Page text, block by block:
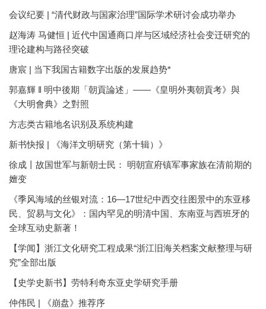
会议纪要 | “清代财政与国家治理”国际学术研讨会成功举办
赵海涛 马健恒 | 近代中国通商口岸与区域经济社会变迁研究的
理论建构与路径突破
唐宸 | 当下我国古籍数字出版的发展趋势*
郭嘉輝 ‖ 明中後期「朝貢論述」——《皇明外夷朝貢考》與
《大明會典》之對照
方志类古籍地名识别及系统构建
新书快报 | 《海洋文明研究（第十辑）》
徐成丨故国世军与新朝士民： 明朝宣府镇军事家族在清前期的
嬗变
《季风海域的丝银对流：16—17世纪中西交往图景中的东亚移
民、贸易与文化》：国内罕见的明清中国、东南亚与西班牙的
全球互动史新著！
【学闻】浙江文化研究工程成果“浙江旧海关档案文献整理与研
究”全部出版
【史学史新书】劳特利奇东亚史学研究手册
仲伟民 | 《崩盘》推荐序